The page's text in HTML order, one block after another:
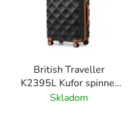
British Traveller
K2395L Kufor spinner
61cm Čierny
Skladom